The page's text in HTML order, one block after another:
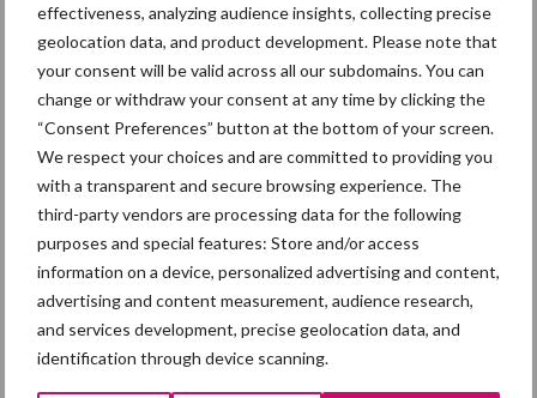
effectiveness, analyzing audience insights, collecting precise
geolocation data, and product development. Please note that
your consent will be valid across all our subdomains. You can
change or withdraw your consent at any time by clicking the
“Consent Preferences” button at the bottom of your screen.
We respect your choices and are committed to providing you
with a transparent and secure browsing experience. The
third-party vendors are processing data for the following
purposes and special features: Store and/or access
information on a device, personalized advertising and content,
advertising and content measurement, audience research,
and services development, precise geolocation data, and
identification through device scanning.
Nieuw onderzoek autobezit werkenden en studerende jongeren
Naast stedelijkheid en rijbewijsbezit dragen ook inkomen, leeftijd,
aanwezigheid van een andere auto in het huishouden bij aan de
verklaring van autobezit van jongeren. Het effect van deze
variabelen is onderzocht op een integrale dataset van alle
werkenden en studerende jongeren van 18 tot 30 jaar. Gegevens
uit het bevolkingsregister zijn gecombineerd met
achtergrondkenmerken uit het Stelsel van Sociaal-statistische
Bestanden (SSB) zoals het inkomensbestand en met auto- en
rijbewijsgegevens van RDW. Deze integrale dataset bood de
mogelijkheid om een gedetailleerde uitsplitsing van